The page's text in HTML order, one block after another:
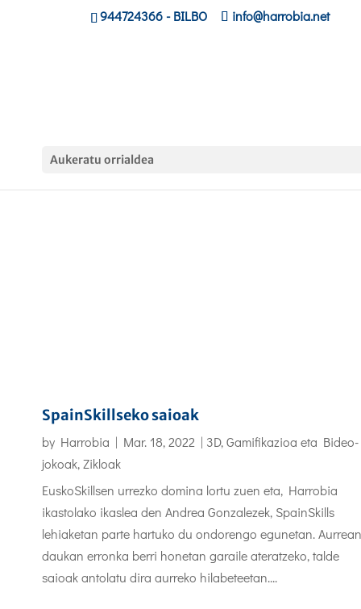
944724366- BILBO info@harrobia.net
Aukeratu orrialdea
SpainSkillseko saioak
by Harrobia | Mar. 18, 2022 | 3D, Gamifikazioa eta Bideo-
jokoak,Zikloak
EuskoSkillsen urrezko domina lortu zuen eta, Harrobia
ikastolako ikaslea den Andrea Gonzalezek, SpainSkills
lehiaketan parte hartuko du ondorengo egunetan. Aurrean
daukan erronka berri honetan garaile ateratzeko, talde
saioak antolatu dira aurreko hilabeteetan....